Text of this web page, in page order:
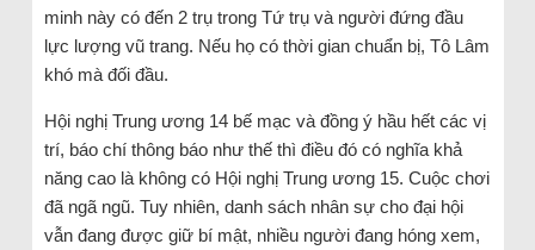
minh này có đến 2 trụ trong Tứ trụ và người đứng đầu
lực lượng vũ trang. Nếu họ có thời gian chuẩn bị, Tô Lâm
khó mà đối đầu.
Hội nghị Trung ương 14 bế mạc và đồng ý hầu hết các vị
trí, báo chí thông báo như thế thì điều đó có nghĩa khả
năng cao là không có Hội nghị Trung ương 15. Cuộc chơi
đã ngã ngũ. Tuy nhiên, danh sách nhân sự cho đại hội
vẫn đang được giữ bí mật, nhiều người đang hóng xem,